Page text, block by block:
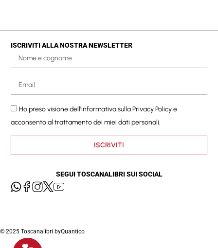
ISCRIVITI ALLA NOSTRA NEWSLETTER
Ho preso visione dell'informativa sullaPrivacy Policye
acconsento al trattamento dei miei dati personali.
ISCRIVITI
SEGUI TOSCANALIBRI SUI SOCIAL
© 2025 Toscanalibri byQuantico